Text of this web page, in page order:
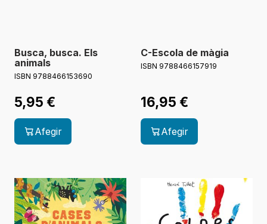
Busca, busca. Els
animals
ISBN 9788466153690
5,95 €
Afegir
C-Escola de màgia
ISBN 9788466157919
16,95 €
Afegir